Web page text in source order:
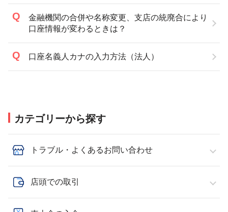
金融機関の合併や名称変更、支店の統廃合により
口座情報が変わるときは？
口座名義人カナの入力方法（法人）
カテゴリーから探す
トラブル・よくあるお問い合わせ
店頭での取引